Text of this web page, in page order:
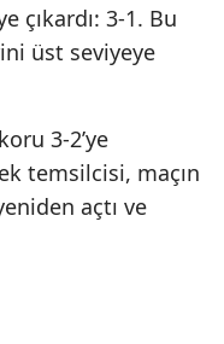
çıkardı: 3-1. Bu
üst seviyeye
3-2’ye
temsilcisi, maçın
açtı ve